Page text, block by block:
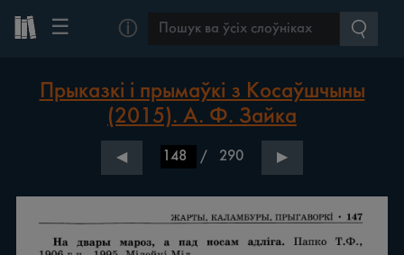
☰ ⓘ
Прыказкі і прымаўкі з Косаўшчыны
(2015). А. Ф. Зайка
◀ / 290 ▶